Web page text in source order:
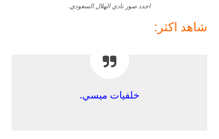
اجدد صور نادي الهلال السعودي.
شاهد اكثر:
خلفيات ميسي.